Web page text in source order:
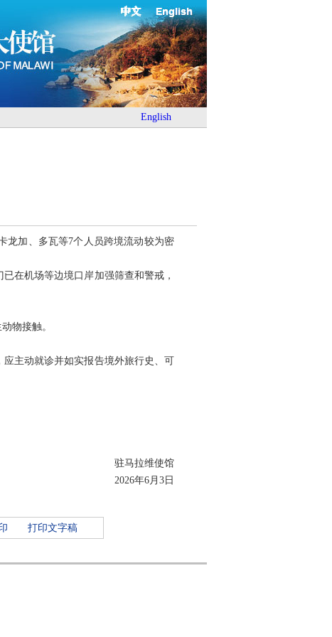
English
中文
English
龙加、多瓦等7个人员跨境流动较为密
在机场等边境口岸加强筛查和警戒，
物接触。
主动就诊并如实报告境外旅行史、可
马拉维使馆
2026年6月3日
打印文字稿